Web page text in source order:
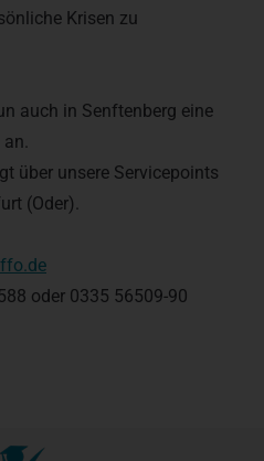
Krisen zu
auch in Senftenberg eine
über unsere Servicepoints
(Oder).
oder 0335 56509-90